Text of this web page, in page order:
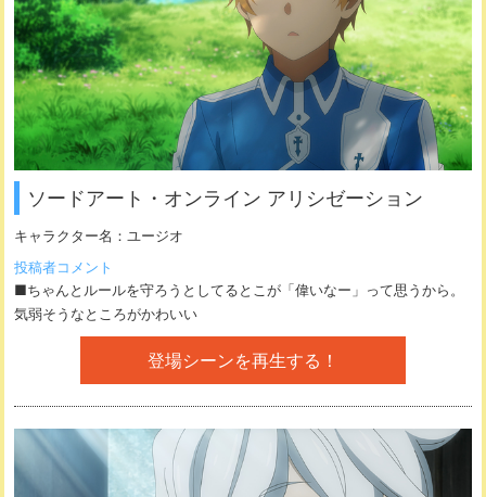
ソードアート・オンライン アリシゼーション
キャラクター名： ユージオ
投稿者コメント
■ちゃんとルールを守ろうとしてるとこが「偉いなー」って思うから。
気弱そうなところがかわいい
登場シーンを再生する！